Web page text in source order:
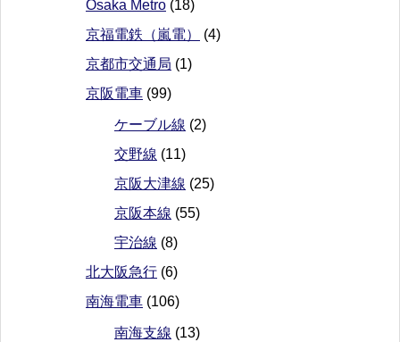
Osaka Metro (18)
京福電鉄（嵐電）
(4)
京都市交通局 (1)
京阪電車 (99)
ケーブル線 (2)
交野線 (11)
京阪大津線 (25)
京阪本線 (55)
宇治線 (8)
北大阪急行 (6)
南海電車 (106)
南海支線 (13)